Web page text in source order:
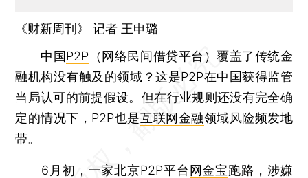
《财新周刊》 记者 王申璐
中国P2P （网络民间借贷平台）覆盖了传统金
融机构没有触及的领域？这是P2P在中国获得监管
当局认可的前提假设。但在行业规则还没有完全确
定的情况下，P2P也是互联网金融领域风险频发地
带。
6月初，一家北京P2P平台 网金宝跑路，涉嫌